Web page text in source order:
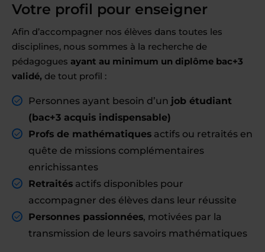
Votre profil pour enseigner
Afin d’accompagner nos élèves dans toutes les
disciplines, nous sommes à la recherche de
pédagogues ayant au minimum un diplôme bac+3
validé, de tout profil :
Personnes ayant besoin d’un job étudiant
(bac+3 acquis indispensable)
Profs de mathématiques actifs ou retraités en
quête de missions complémentaires
enrichissantes
Retraités actifs disponibles pour
accompagner des élèves dans leur réussite
Personnes passionnées, motivées par la
transmission de leurs savoirs mathématiques